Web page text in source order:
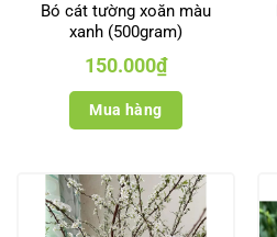
Bó cát tường xoăn màu
xanh (500gram)
150.000₫
Mua hàng